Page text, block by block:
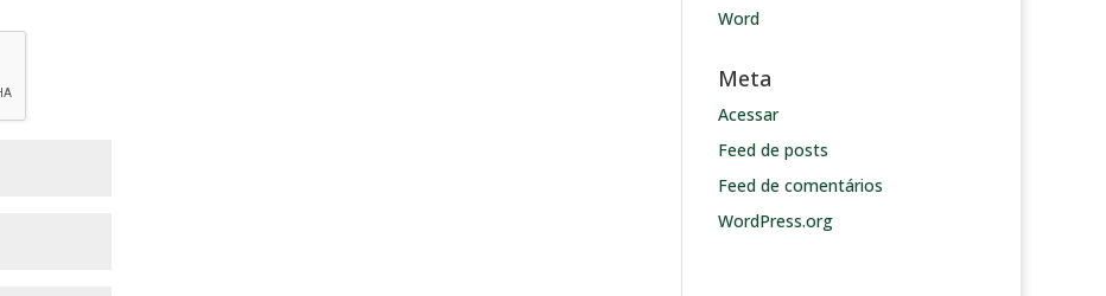
Word
Meta
Acessar
Feed de posts
Feed de comentários
WordPress.org